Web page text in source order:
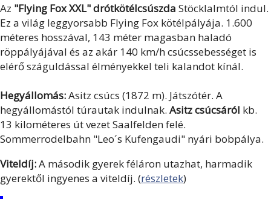
Az "Flying Fox XXL" drótkötélcsúszda Stöcklalmtól indul.
Ez a világ leggyorsabb Flying Fox kötélpályája. 1.600
méteres hosszával, 143 méter magasban haladó
röppályájával és az akár 140 km/h csúcssebességet is
elérő száguldással élményekkel teli kalandot kínál.
Hegyállomás:Asitz csúcs (1872 m). Játszótér. A
hegyállomástól túrautak indulnak. Asitz csúcsáról kb.
13 kilométeres út vezet Saalfelden felé.
Sommerrodelbahn "Leo´s Kufengaudi" nyári bobpálya.
Viteldíj:A második gyerek féláron utazhat, harmadik
gyerektől ingyenes a viteldíj. (részletek)